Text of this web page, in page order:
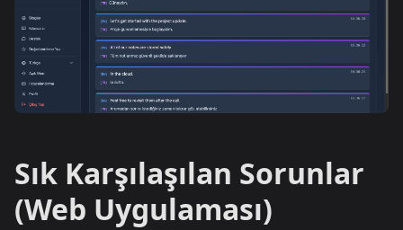
Sık Karşılaşılan Sorunlar
(Web Uygulaması)